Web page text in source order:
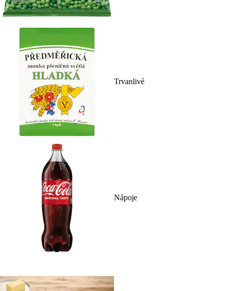
Trvanlivé
Nápoje